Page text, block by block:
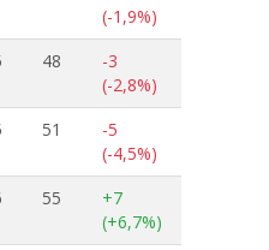
(-1,9%)
48
-3
(-2,8%)
51
-5
(-4,5%)
55
+7
(+6,7%)